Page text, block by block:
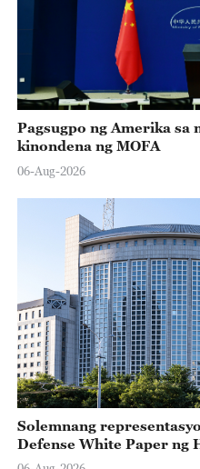
Pagsugpo ng Amerika sa
kinondena ng MOFA
06-Aug-2026
Solemnang
Defense White Paper ng